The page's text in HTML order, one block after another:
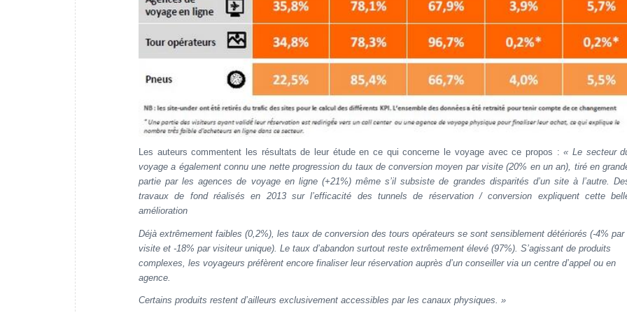
Les auteurs commentent les résultats de leur étude en ce qui concerne le voyage avec ce propos :« Le secteur
voyage a également connu une nette progression du taux de conversion moyen par visite (20% en un an), tiré en
partie par les agences de voyage en ligne (+21%) même s’il subsiste de grandes disparités d’un site à l’autre.
travaux de fond réalisés en 2013 sur l’efficacité des tunnels de réservation / conversion expliquent cette
amélioration
Déjà extrêmement faibles (0,2%), les taux de conversion des tours opérateurs se sont sensiblement détériorés (-4% par
visite et -18% par visiteur unique). Le taux d’abandon surtout reste extrêmement élevé (97%). S’agissant de produits
complexes, les voyageurs préfèrent encore finaliser leur réservation auprès d’un conseiller via un centre d’appel ou en
agence.
Certains produits restent d’ailleurs exclusivement accessibles par les canaux physiques. »